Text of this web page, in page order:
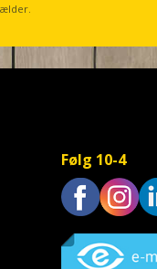
Følg 10-4